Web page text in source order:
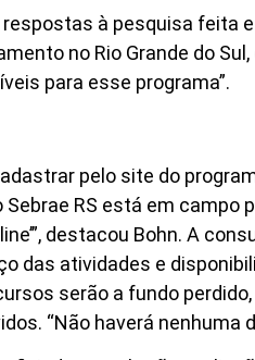
à pesquisa feita
no Rio Grande do
para esse programa”.
pelo site do
Sebrae RS está em
destacou Bohn. A
das atividades e
serão a fundo
“Não haverá nenhuma